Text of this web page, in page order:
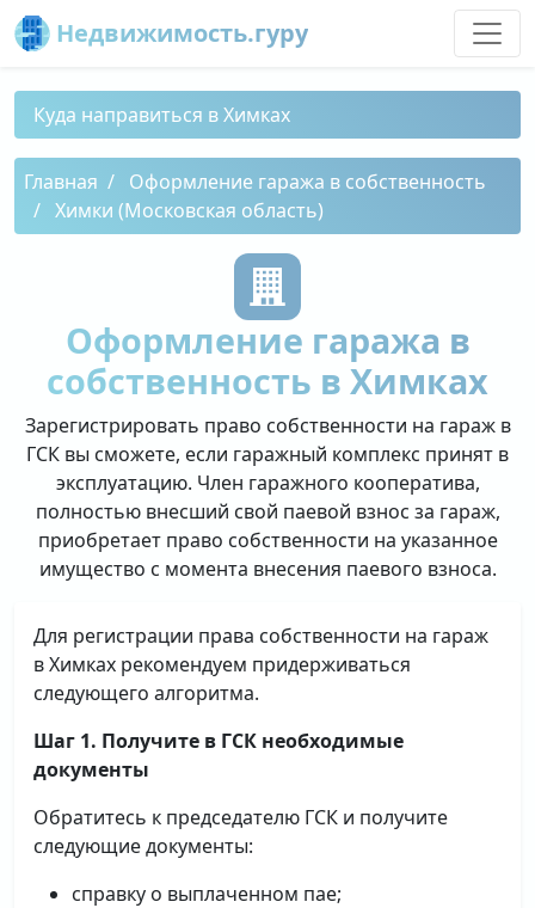
Недвижимость.гуру
Куда направиться в Химках
Главная
Оформление гаража в собственность
Химки (Московская область)
Оформление гаража в
собственность в Химках
Зарегистрировать право собственности на гараж в
ГСК вы сможете, если гаражный комплекс принят в
эксплуатацию. Член гаражного кооператива,
полностью внесший свой паевой взнос за гараж,
приобретает право собственности на указанное
имущество с момента внесения паевого взноса.
Для регистрации права собственности на гараж
в Химках рекомендуем придерживаться
следующего алгоритма.
Шаг 1. Получите в ГСК необходимые
документы
Обратитесь к председателю ГСК и получите
следующие документы:
справку о выплаченном пае;